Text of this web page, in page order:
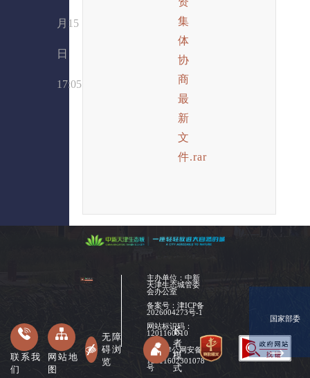
月15
日
17:05
集
体
协
商
最
新
文
件.rar
主办单位：中新
天津生态城管委
会办公室
备案号： 津ICP备
2026004273号-1
网站标识码：
1201160010
津公网安备
12011602301078
号
联系我
们
网站地
图
无障
碍浏
览
长
者
模
式
国家部委